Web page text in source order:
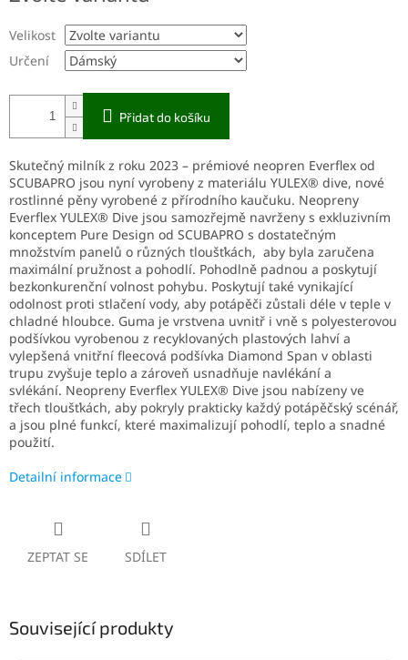
Velikost
Určení
Přidat do košíku
Skutečný milník z roku 2023 – prémiové neopren Everflex od
SCUBAPRO jsou nyní vyrobeny z materiálu YULEX® dive, nové
rostlinné pěny vyrobené z přírodního kaučuku. Neopreny
Everflex YULEX® Dive jsou samozřejmě navrženy s exkluzivním
konceptem Pure Design od SCUBAPRO s dostatečným
množstvím panelů o různých tloušťkách, aby byla zaručena
maximální pružnost a pohodlí. Pohodlně padnou a poskytují
bezkonkurenční volnost pohybu. Poskytují také vynikající
odolnost proti stlačení vody, aby potápěči zůstali déle v teple v
chladné hloubce. Guma je vrstvena uvnitř i vně s polyesterovou
podšívkou vyrobenou z recyklovaných plastových lahví a
vylepšená vnitřní fleecová podšívka Diamond Span v oblasti
trupu zvyšuje teplo a zároveň usnadňuje navlékání a
svlékání. Neopreny Everflex YULEX® Dive jsou nabízeny ve
třech tloušťkách, aby pokryly prakticky každý potápěčský scénář,
a jsou plné funkcí, které maximalizují pohodlí, teplo a snadné
použití.
Detailní informace
ZEPTAT SE SDÍLET
Související produkty